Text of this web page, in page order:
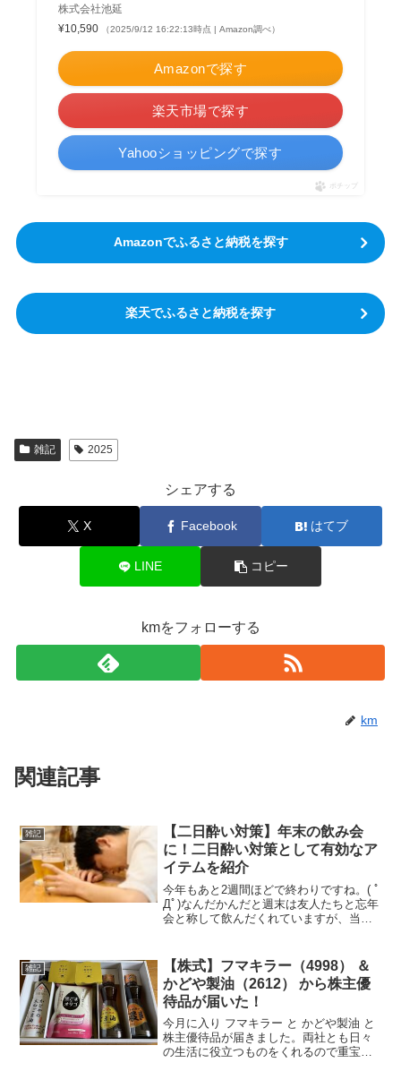
株式会社池延
¥10,590
（2025/9/12 16:22:13時点 | Amazon調べ）
Amazonで探す
楽天市場で探す
Yahooショッピングで探す
ポチップ
Amazonでふるさと納税を探す
楽天でふるさと納税を探す
雑記 2025
シェアする
X Facebook はてブ
LINE コピー
kmをフォローする
km
関連記事
雑記
【二日酔い対策】年末の飲み会
に！二日酔い対策として有効なア
イテムを紹介
今年もあと2週間ほどで終わりですね。( ﾟ
Дﾟ)なんだかんだと週末は友人たちと忘年
会と称して飲んだくれていますが、当ブ
には助けられています。(;^_^A楽しい飲
み会で終...
雑記
【株式】フマキラー（4998） ＆
かどや製油（2612） から株主優
待品が届いた！
今月に入り フマキラー と かどや製油 と
株主優待品が届きました。両社とも日々
の生活に役立つものをくれるので重宝し